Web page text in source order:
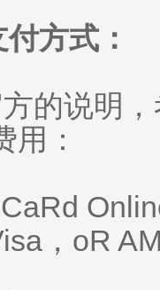
方式：
的说明，
用：
，oR